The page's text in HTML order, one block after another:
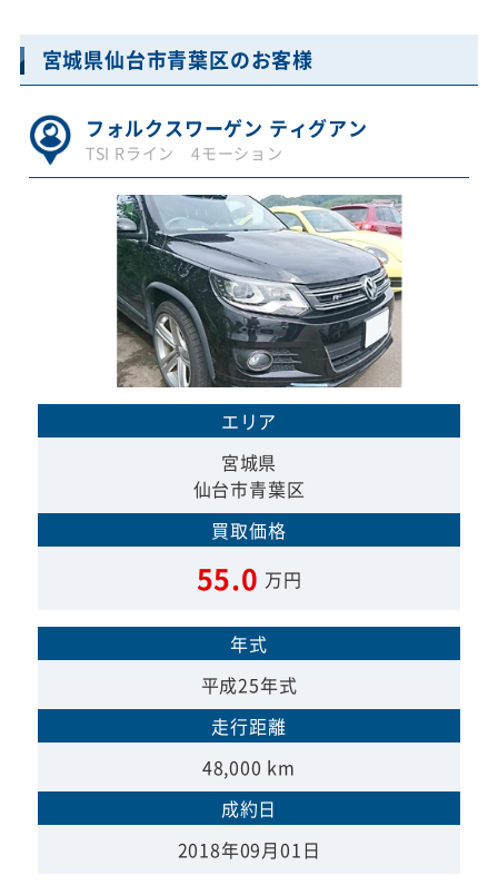
宮城県仙台市青葉区のお客様
フォルクスワーゲン ティグアン
TSI Rライン 4モーション
エリア
宮城県
仙台市青葉区
買取価格
55.0 万円
年式
平成25年式
走行距離
48,000 km
成約日
2018年09月01日